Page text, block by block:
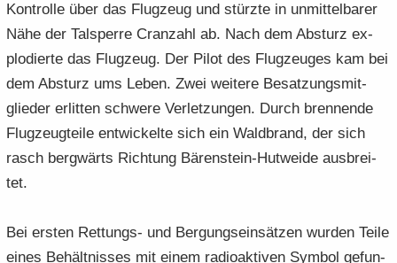
Kon­trol­le über das Flug­zeug und stürz­te in un­mit­tel­ba­rer
Nähe der Tal­sper­re Cran­zahl ab. Nach dem Ab­sturz ex­
plo­dier­te das Flug­zeug. Der Pilot des Flug­zeu­ges kam bei
dem Ab­sturz ums Leben. Zwei wei­te­re Be­sat­zungs­mit­
glie­der er­lit­ten schwe­re Ver­let­zun­gen. Durch bren­nen­de
Flug­zeug­tei­le ent­wi­ckel­te sich ein Wald­brand, der sich
rasch berg­wärts Rich­tung Bärenstein-​Hutweide aus­brei­
tet.
Bei ers­ten Rettungs-​ und Ber­gungs­ein­sät­zen wur­den Teile
eines Be­hält­nis­ses mit einem ra­dio­ak­ti­ven Sym­bol ge­fun­